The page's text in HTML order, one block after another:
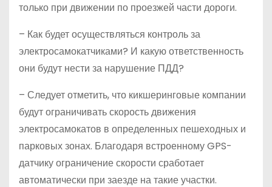
только при движении по проезжей части дороги.
– Как будет осуществляться контроль за
электросамокатчиками? И какую ответственность
они будут нести за нарушение ПДД?
– Следует отметить, что кикшеринговые компании
будут ограничивать скорость движения
электросамокатов в определенных пешеходных и
парковых зонах. Благодаря встроенному GPS-
датчику ограничение скорости сработает
автоматически при заезде на такие участки.